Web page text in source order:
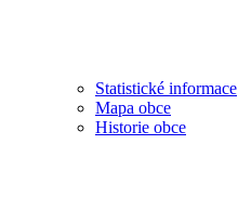
Statistické informace
Mapa obce
Historie obce